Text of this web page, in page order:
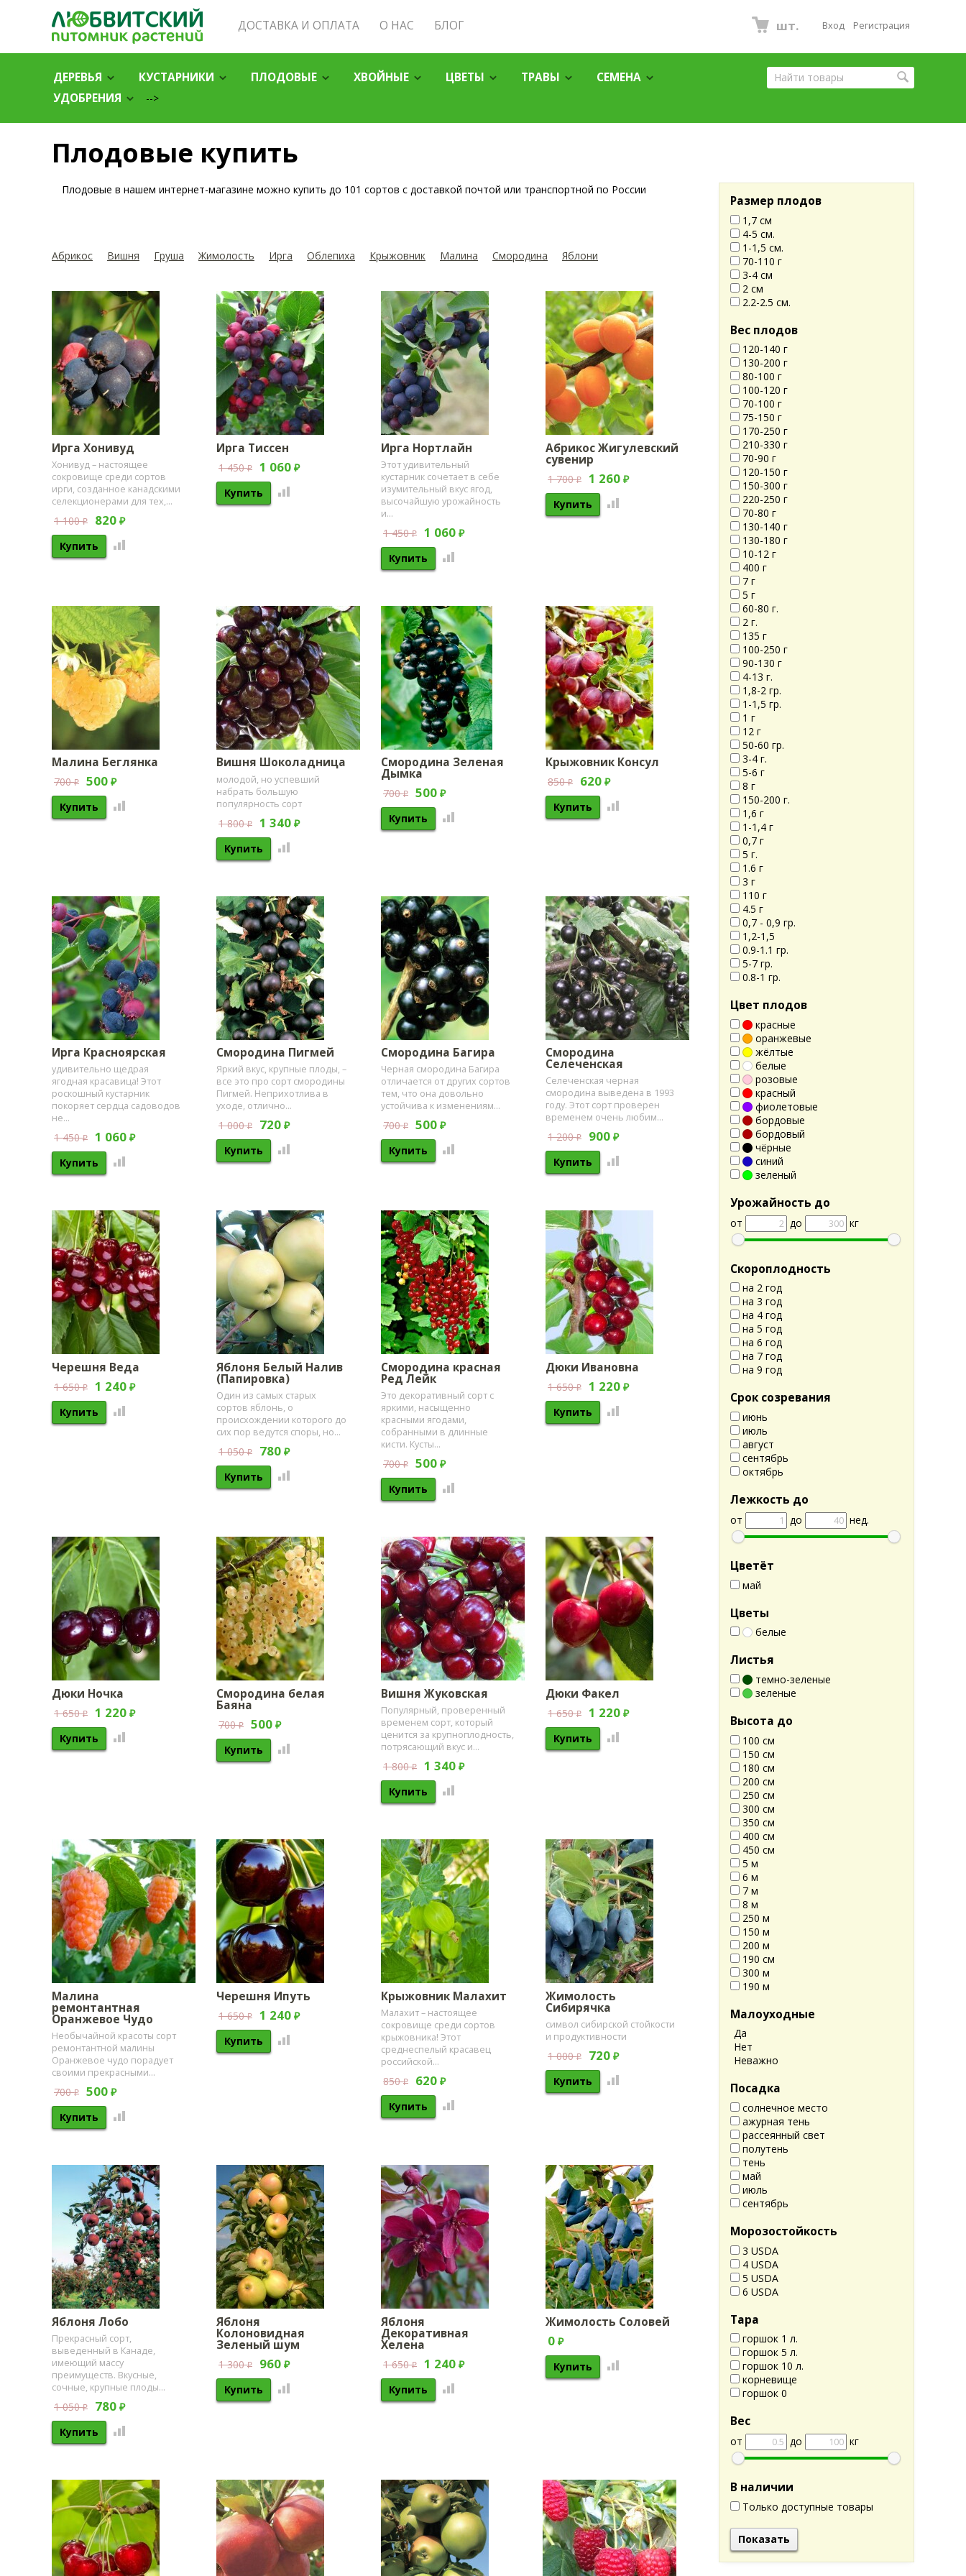
Вход Регистрация
шт.
ДОСТАВКА И ОПЛАТА О НАС БЛОГ
ДЕРЕВЬЯ КУСТАРНИКИ ПЛОДОВЫЕ ХВОЙНЫЕ ЦВЕТЫ ТРАВЫ
СЕМЕНА
УДОБРЕНИЯ
-->
Плодовые купить
Размер плодов
1,7 см
4-5 см.
1-1,5 см.
70-110 г
3-4 см
2 см
2.2-2.5 см.
Вес плодов
120-140 г
130-200 г
80-100 г
100-120 г
70-100 г
75-150 г
170-250 г
210-330 г
70-90 г
120-150 г
150-300 г
220-250 г
70-80 г
130-140 г
130-180 г
10-12 г
400 г
7 г
5 г
60-80 г.
2 г.
135 г
100-250 г
90-130 г
4-13 г.
1,8-2 гр.
1-1,5 гр.
1 г
12 г
50-60 гр.
3-4 г.
5-6 г
8 г
150-200 г.
1,6 г
1-1,4 г
0,7 г
5 г.
1.6 г
3 г
110 г
4.5 г
0,7 - 0,9 гр.
1,2-1,5
0.9-1.1 гр.
5-7 гр.
0.8-1 гр.
Цвет плодов
красные
оранжевые
жёлтые
белые
розовые
красный
фиолетовые
бордовые
бордовый
чёрные
синий
зеленый
Урожайность до
от до кг
Скороплодность
на 2 год
на 3 год
на 4 год
на 5 год
на 6 год
на 7 год
на 9 год
Срок созревания
июнь
июль
август
сентябрь
октябрь
Лежкость до
от до нед.
Цветёт
май
Цветы
белые
Листья
темно-зеленые
зеленые
Высота до
100 см
150 см
180 см
200 см
250 см
300 см
350 см
400 см
450 см
5 м
6 м
7 м
8 м
250 м
150 м
200 м
190 см
300 м
190 м
Малоуходные
Да
Нет
Неважно
Посадка
солнечное место
ажурная тень
рассеянный свет
полутень
тень
май
июль
сентябрь
Морозостойкость
3 USDA
4 USDA
5 USDA
6 USDA
Тара
горшок 1 л.
горшок 5 л.
горшок 10 л.
корневище
горшок 0
Вес
от до кг
В наличии
Только доступные товары
Плодовые в нашем интернет-магазине можно купить до 101 сортов с доставкой почтой или транспортной по России
Абрикос Вишня Груша Жимолость Ирга Облепиха Крыжовник Малина Смородина Яблони
Ирга Хонивуд
​Хонивуд – настоящее
сокровище среди сортов
ирги, созданное канадскими
селекционерами для тех,...
1 100₽ 820 ₽
Ирга Тиссен
1 450₽ 1 060 ₽
Ирга Нортлайн
Этот удивительный
кустарник сочетает в себе
изумительный вкус ягод,
высочайшую урожайность
и...
1 450₽ 1 060 ₽
Абрикос Жигулевский
сувенир
1 700₽ 1 260 ₽
Малина Беглянка
700₽ 500 ₽
Вишня Шоколадница
молодой, но успевший
набрать большую
популярность сорт
1 800₽ 1 340 ₽
Смородина Зеленая
Дымка
700₽ 500 ₽
Крыжовник Консул
850₽ 620 ₽
Ирга Красноярская
удивительно щедрая
ягодная красавица! Этот
роскошный кустарник
покоряет сердца садоводов
не...
1 450₽ 1 060 ₽
Смородина Пигмей
​Яркий вкус, крупные плоды, –
все это про сорт смородины
Пигмей. Неприхотлива в
уходе, отлично...
1 000₽ 720 ₽
Смородина Багира
Черная смородина Багира
отличается от других сортов
тем, что она довольно
устойчива к изменениям...
700₽ 500 ₽
Смородина
Селеченская
​Селеченская черная
смородина выведена в 1993
году. Этот сорт проверен
временем очень любим...
1 200₽ 900 ₽
Черешня Веда
1 650₽ 1 240 ₽
Яблоня Белый Налив
(Папировка)
Один из самых старых
сортов яблонь, о
происхождении которого до
сих пор ведутся споры, но...
1 050₽ 780 ₽
Смородина красная
Ред Лейк
Это декоративный сорт с
яркими, насыщенно
красными ягодами,
собранными в длинные
кисти. Кусты...
700₽ 500 ₽
Дюки Ивановна
1 650₽ 1 220 ₽
Дюки Ночка
1 650₽ 1 220 ₽
Смородина белая
Баяна
700₽ 500 ₽
Вишня Жуковская
Популярный, проверенный
временем сорт, который
ценится за крупноплодность,
потрясающий вкус и...
1 800₽ 1 340 ₽
Дюки Факел
1 650₽ 1 220 ₽
Малина
ремонтантная
Оранжевое Чудо
​Необычайной красоты сорт
ремонтантной малины
Оранжевое чудо порадует
своими прекрасными...
700₽ 500 ₽
Черешня Ипуть
1 650₽ 1 240 ₽
Крыжовник Малахит
Малахит – настоящее
сокровище среди сортов
крыжовника! Этот
среднеспелый красавец
российской...
850₽ 620 ₽
Жимолость
Сибирячка
символ сибирской стойкости
и продуктивности
1 000₽ 720 ₽
Яблоня Лобо
Прекрасный сорт,
выведенный в Канаде,
имеющий массу
преимуществ. Вкусные,
сочные, крупные плоды...
1 050₽ 780 ₽
Яблоня
Колоновидная
Зеленый шум
1 300₽ 960 ₽
Яблоня
Декоративная
Хелена
1 650₽ 1 240 ₽
Жимолость Соловей
0 ₽